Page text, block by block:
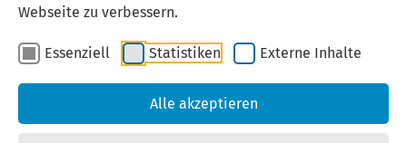
Webseite zu verbessern.
Essenziell Statistiken Externe Inhalte
Alle akzeptieren
Website externe Inhalte, um Ihnen
zusätzliche Informationen
anzubieten. Einige externe Inhalte
(z.B. Google Maps, Youtube)
können persönliche Daten (z.B. IP-